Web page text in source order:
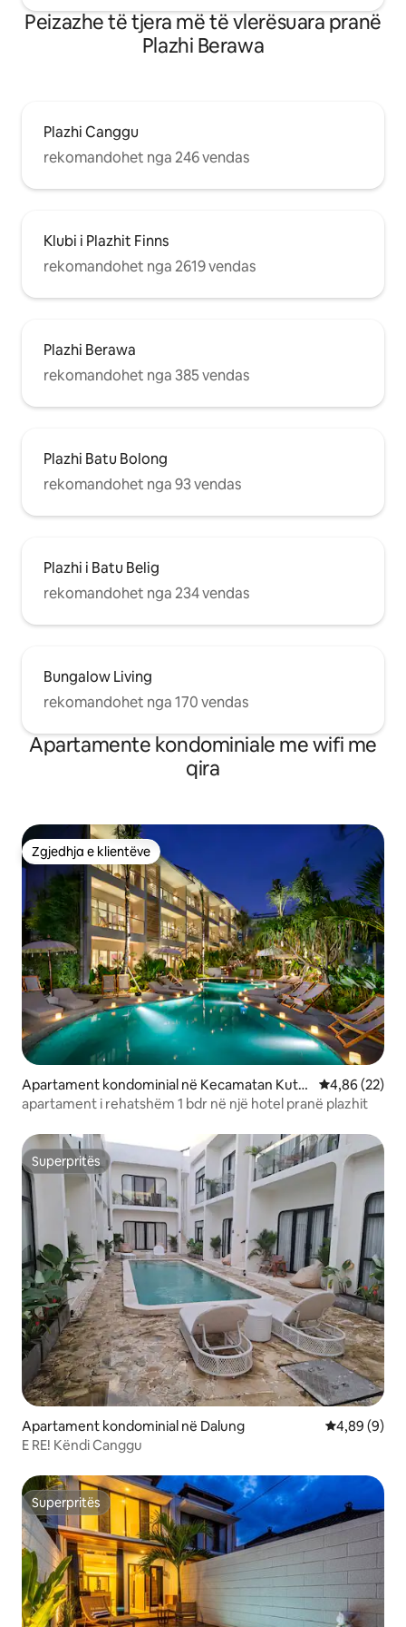
Peizazhe të tjera më të vlerësuara pranë
Plazhi Berawa
Plazhi Canggu
rekomandohet nga 246 vendas
Klubi i Plazhit Finns
rekomandohet nga 2619 vendas
Plazhi Berawa
rekomandohet nga 385 vendas
Plazhi Batu Bolong
rekomandohet nga 93 vendas
Plazhi i Batu Belig
rekomandohet nga 234 vendas
Bungalow Living
rekomandohet nga 170 vendas
Apartamente kondominiale me wifi me
qira
Zgjedhja e klientëve
Zgjedhja e klientëve
Apartament kondominial në Kecamatan Kuta
Utara
Vlerësimi
4,86 (22)
apartament i rehatshëm 1 bdr në një hotel pranë plazhit
Superpritës
Superpritës
Apartament kondominial në Dalung Vlerësimi
4,89 (9)
E RE! Këndi Canggu
Superpritës
Superpritës